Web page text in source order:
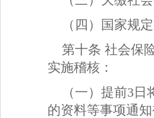
（四）国家规
第十条 社会保
实施稽核：
（一）提前3
的资料等事项通